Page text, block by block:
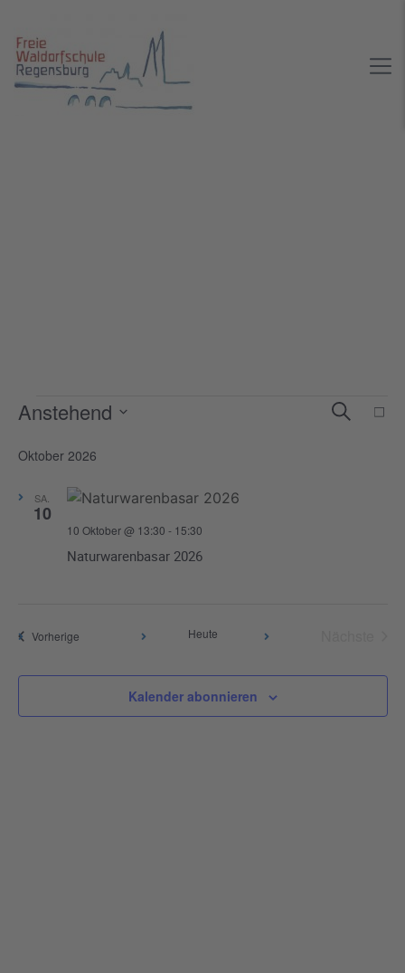
Veranstaltungen Suche Liste
Anstehend
wählen.
Oktober 2026
SA.
10
Naturwarenbasar 2026
10 Oktober @ 13:30 - 15:30
VorherigeVeranstaltungen Heute
Kalender abonnieren